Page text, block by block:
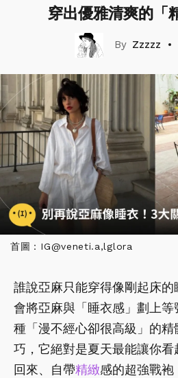
穿出優雅清爽的「
Zzzzz
首圖：IG@veneti.a,lglora
誰說亞麻只能穿得像剛起床
會將亞麻與「睡衣感」劃上
種「漫不經心卻很高級」的
巧，它絕對是夏天最能讓你
回來、自帶精緻感的超強戰袍